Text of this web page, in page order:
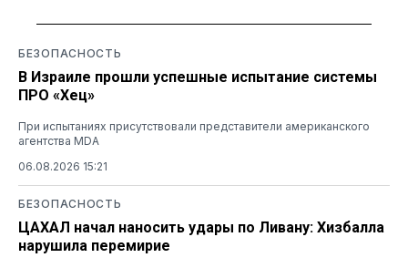
БЕЗОПАСНОСТЬ
В Израиле прошли успешные испытание системы
ПРО «Хец»
При испытаниях присутствовали представители американского
агентства MDA
06.08.2026 15:21
БЕЗОПАСНОСТЬ
ЦАХАЛ начал наносить удары по Ливану: Хизбалла
нарушила перемирие